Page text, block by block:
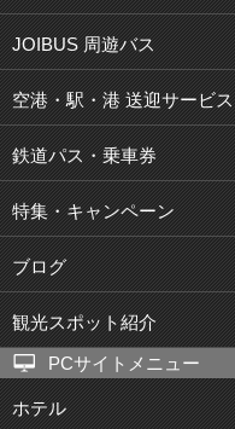
JOIBUS 周遊バス
空港・駅・港 送迎サービス
鉄道パス・乗車券
特集・キャンペーン
ブログ
観光スポット紹介
PCサイトメニュー
ホテル